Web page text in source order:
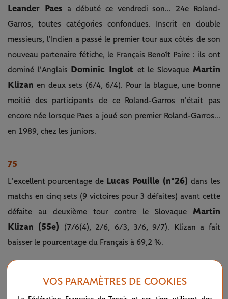
Leander Paes a débuté ce vendredi son... 24e Roland-
Garros, toutes catégories confondues. Inscrit en double
messieurs, l'Indien a passé le premier tour aux côtés de son
nouveau partenaire fétiche, le Français Benoît Paire : ils ont
dominé l'Anglais
Dominic Inglot et le Slovaque Martin
Klizanen deux sets (6/4, 6/4). Pour la blague, une bonne
moitié des participants de ce Roland-Garros n'était pas
encore née lorsque Paes a joué son premier Roland-Garros...
en 1989, chez les juniors.
75
L'excellent pourcentage de Lucas Pouille (n°26)dans les
matchs en cinq sets (9 victoires pour 3 défaites) avant cette
défaite au deuxième tour contre le Slovaque Martin
Klizan (55e)
(7/6(4), 2/6, 6/3, 3/6, 9/7). Klizan a fait
baisser le pourcentage du Français à 69,2 %.
VOS PARAMÈTRES DE COOKIES